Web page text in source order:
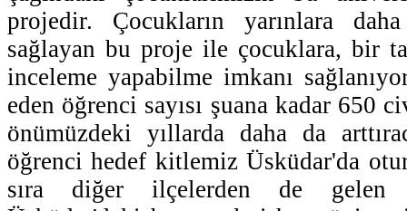
projedir. Çocukların yarınlara
sağlayan bu proje ile çocuklara, bir
inceleme yapabilme imkanı
eden öğrenci sayısı şuana kadar 650
önümüzdeki yıllarda daha da
öğrenci hedef kitlemiz Üsküdar'da
sıra diğer ilçelerden de gelen